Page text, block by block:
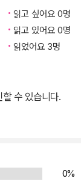
다 열기를 띠고
에 북한의 미래가
어가고 있고, 다
총체적 예측이기
에서만 기술된
국의 입장을 아
취할 것인가? 김
닿아 있을까? 이
읽고 싶어요 0명
읽고 있어요 0명
읽었어요 3명
수 있습니다.
0%